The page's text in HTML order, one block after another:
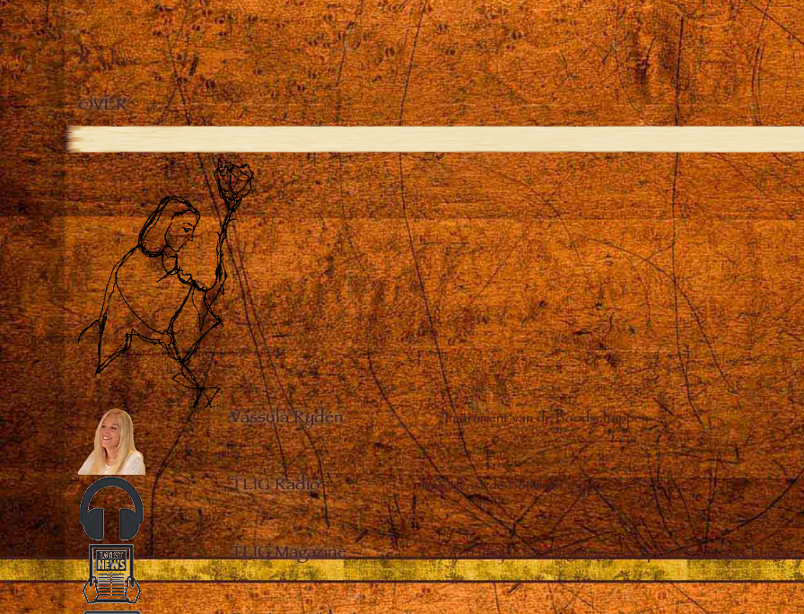
Close
OVER
Vassula Rydén– Instrument van de Boodschappen
TLIG Radio– Broadcast de Boodschappen
TLIG Magazine– Wereldwijde berichtgevingen en spirituele onderrichtingen